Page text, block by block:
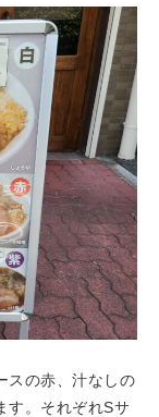
スの赤、汁なしの
す。それぞれSサ